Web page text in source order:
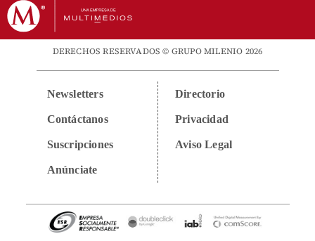
DERECHOS RESERVADOS © GRUPO MILENIO 2026
Newsletters
Contáctanos
Suscripciones
Anúnciate
Directorio
Privacidad
Aviso Legal